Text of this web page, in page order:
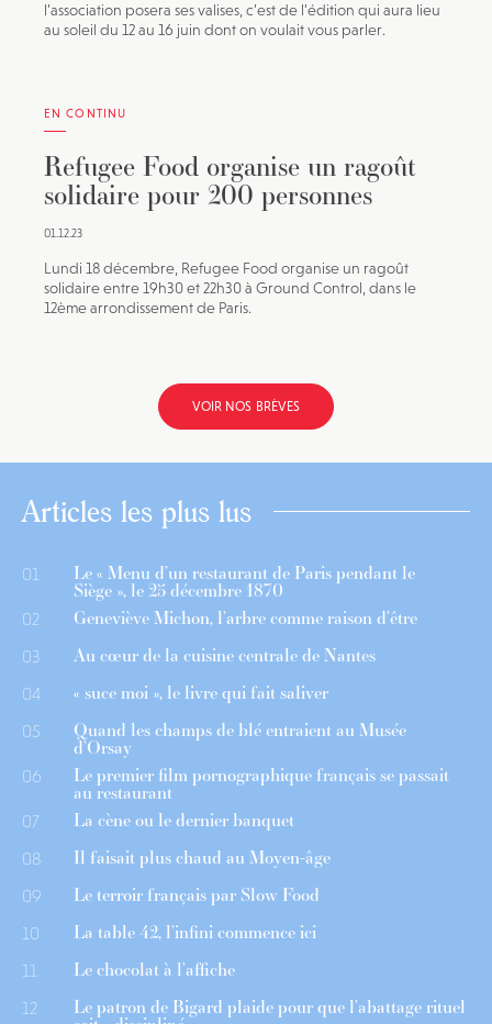
l’association posera ses valises, c’est de l’édition qui aura lieu
au soleil du 12 au 16 juin dont on voulait vous parler.
EN CONTINU
Refugee Food organise un ragoût
solidaire pour 200 personnes
01.12.23
Lundi 18 décembre, Refugee Food organise un ragoût
solidaire entre 19h30 et 22h30 à Ground Control, dans le
12ème arrondissement de Paris.
VOIR NOS BRÈVES
Articles les plus lus
01 Le « Menu d’un restaurant de Paris pendant le
Siège », le 25 décembre 1870
02 Geneviève Michon, l’arbre comme raison d’être
03 Au cœur de la cuisine centrale de Nantes
04 « suce moi », le livre qui fait saliver
05 Quand les champs de blé entraient au Musée
d’Orsay
06 Le premier film pornographique français se passait
au restaurant
07 La cène ou le dernier banquet
08 Il faisait plus chaud au Moyen-âge
09 Le terroir français par Slow Food
10 La table 42, l’infini commence ici
11 Le chocolat à l’affiche
12 Le patron de Bigard plaide pour que l’abattage rituel